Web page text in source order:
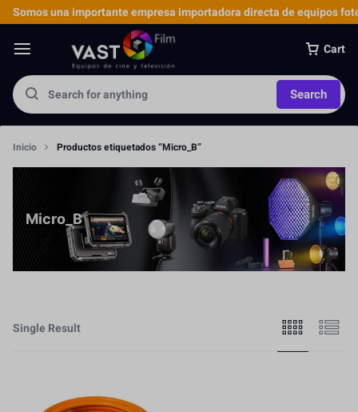
Somos una importante empresa importadora directa de equipos
Cart
Search
Inicio Productos etiquetados “Micro_B”
Micro_B
Single Result